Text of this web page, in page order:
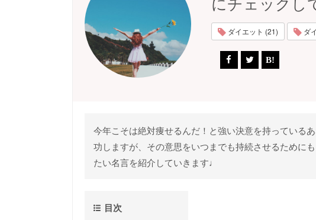
O
R
T
U
N
ダイエット (21) ダ
今年こそは絶対痩せるんだ！と強い決意を持っている
功しますが、その意思をいつまでも持続させるために
たい名言を紹介していきます♩
目次